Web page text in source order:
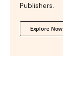
Publishers.
Explore Now